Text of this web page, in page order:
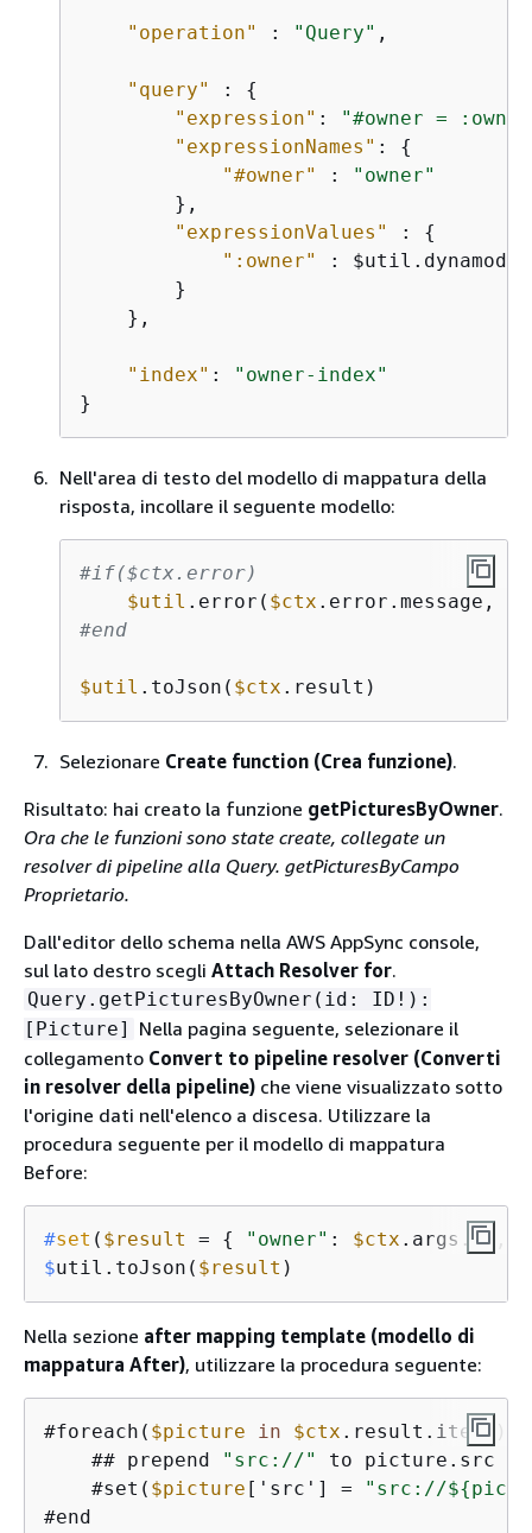
"operation" : "Query" ,
"query" : {
"expression" :
"#owner =
"expressionNames" : {
"#owner"
:
"owner"
        },
"expressionValues"
: {
":owner"
:
        }
    },
"index" :
"owner-index"
}
Nell'area di testo del modello di mappatura della
risposta, incollare il seguente modello:
#if($ctx.error)
$util .error( $ctx .error.message,
#end
$util .toJson( $ctx .result)
Selezionare Create function (Crea funzione).
Risultato: hai creato la funzione getPicturesByOwner.
Ora che le funzioni sono state create, collegate un
resolver di pipeline alla Query. getPicturesByCampo
Proprietario.
Dall'editor dello schema nella AWS AppSync console,
sul lato destro scegli Attach Resolver for.
Query.getPicturesByOwner(id: ID!):
[Picture]
Nella pagina seguente, selezionare il
collegamento Convert to pipeline resolver (Converti
in resolver della pipeline) che viene visualizzato sotto
l'origine dati nell'elenco a discesa. Utilizzare la
procedura seguente per il modello di mappatura
Before:
#set ( $result = { "owner" : $ctx .args.id,
$util.toJson( $result )
Nella sezione after mapping template (modello di
mappatura After), utilizzare la procedura seguente:
#foreach( $picture in $ctx .result.items)
    ## prepend
"src://"
to picture.src
    #set(
$picture ['src'] = "src://${